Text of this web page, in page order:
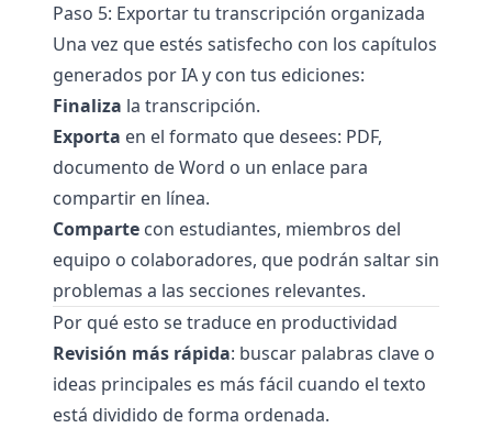
Paso 5: Exportar tu transcripción organizada
Una vez que estés satisfecho con los capítulos
generados por IA y con tus ediciones:
Finaliza la transcripción.
Exporta en el formato que desees: PDF,
documento de Word o un enlace para
compartir en línea.
Comparte con estudiantes, miembros del
equipo o colaboradores, que podrán saltar sin
problemas a las secciones relevantes.
Por qué esto se traduce en productividad
Revisión más rápida: buscar palabras clave o
ideas principales es más fácil cuando el texto
está dividido de forma ordenada.